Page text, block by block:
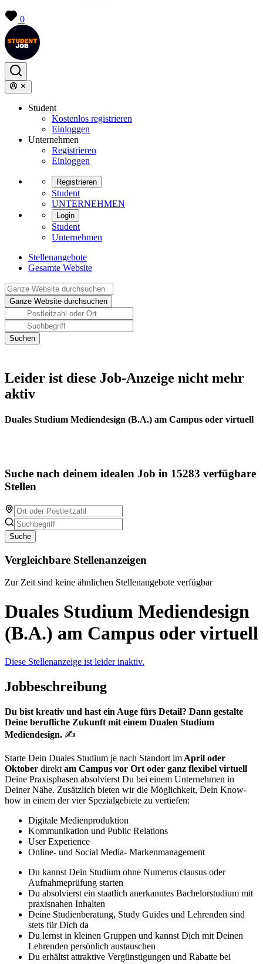
0
Student
Kostenlos registrieren
Einloggen
Unternehmen
Registrieren
Einloggen
Registrieren
Student
UNTERNEHMEN
Login
Student
Unternehmen
Stellenangebote
Gesamte Website
Leider ist diese Job-Anzeige nicht mehr
aktiv
Duales Studium Mediendesign (B.A.) am Campus oder virtuell
Suche nach deinem idealen Job in 15283 verfügbare
Stellen
Suche
Vergleichbare Stellenanzeigen
Zur Zeit sind keine ähnlichen Stellenangebote verfügbar
Duales Studium Mediendesign
(B.A.) am Campus oder virtuell
Diese Stellenanzeige ist leider inaktiv.
Jobbeschreibung
Du bist kreativ und hast ein Auge fürs Detail? Dann gestalte
Deine berufliche Zukunft mit einem Dualen Studium
Mediendesign. ✍
Starte Dein Duales Studium je nach Standort im April oder
Oktober direkt am Campus vor Ort oder ganz flexibel virtuell
Deine Praxisphasen absolvierst Du bei einem Unternehmen in
Deiner Nähe. Zusätzlich bieten wir die Möglichkeit, Dein Know-
how in einem der vier Spezialgebiete zu vertiefen:
Digitale Medienproduktion
Kommunikation und Public Relations
User Experience
Online- und Social Media- Markenmanagement
Du kannst Dein Studium ohne Numerus clausus oder
Aufnahmeprüfung starten
Du absolvierst ein staatlich anerkanntes Bachelorstudium mit
praxisnahen Inhalten
Deine Studienberatung, Study Guides und Lehrenden sind
stets für Dich da
Du lernst in kleinen Gruppen und kannst Dich mit Deinen
Lehrenden persönlich austauschen
Du erhältst attraktive Vergünstigungen und Rabatte bei